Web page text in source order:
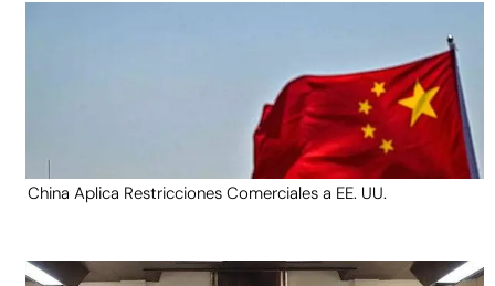
China Aplica Restricciones Comerciales a EE. UU.